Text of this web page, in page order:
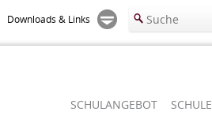
Downloads & Links
SCHULANGEBOT SCHULE